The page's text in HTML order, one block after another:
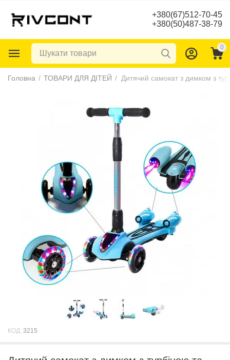
+380(67)512-70-45
+380(50)487-38-79
0
Головна / ТОВАРИ ДЛЯ ДІТЕЙ /
КОД: 3215